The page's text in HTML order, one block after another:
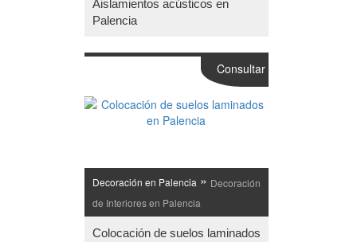
Aislamientos acústicos en
Palencia
Decoración en Palencia » Decoración
de Interiores en Palencia
Colocación de suelos laminados
Consultar